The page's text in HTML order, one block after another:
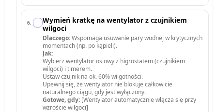
6.
Wymień kratkę na wentylator z czujnikiem
wilgoci
Dlaczego:Wspomaga usuwanie pary wodnej w krytycznych
momentach (np. po kąpieli).
Jak:
Wybierz wentylator osiowy z higrostatem (czujnikiem
wilgoci) i timerem.
Ustaw czujnik na ok. 60% wilgotności.
Upewnij się, że wentylator nie blokuje całkowicie
naturalnego ciągu, gdy jest wyłączony.
Gotowe, gdy: [Wentylator automatycznie włącza się przy
wzroście wilgoci]